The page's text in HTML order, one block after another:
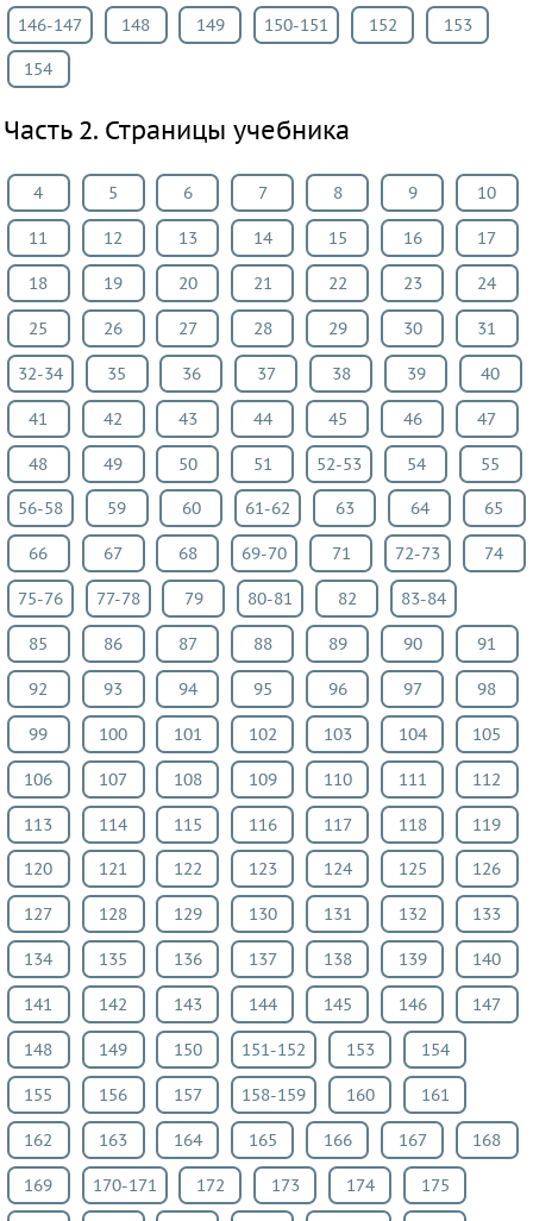
Экология
Технология
Естествознание
язык
Искусство
Китайский
язык
Кубановедение
Казахский
язык
Физкультура
Основы
культуры
ВИДЕОРЕШЕНИЯ
146-147 148 149 150-151 152 153
154
Часть 2. Страницы учебника
4 5 6 7 8 9 10
11 12 13 14 15 16 17
18 19 20 21 22 23 24
25 26 27 28 29 30 31
32-34 35 36 37 38 39 40
41 42 43 44 45 46 47
48 49 50 51 52-53 54 55
56-58 59 60 61-62 63 64 65
66 67 68 69-70 71 72-73 74
75-76 77-78 79 80-81 82 83-84
85 86 87 88 89 90 91
92 93 94 95 96 97 98
99 100 101 102 103 104 105
106 107 108 109 110 111 112
113 114 115 116 117 118 119
120 121 122 123 124 125 126
127 128 129 130 131 132 133
134 135 136 137 138 139 140
141 142 143 144 145 146 147
148 149 150 151-152 153 154
155 156 157 158-159 160 161
162 163 164 165 166 167 168
169 170-171 172 173 174 175